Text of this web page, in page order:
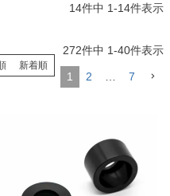
14件中 1-14件表示
新着順
272件中 1-40件表示
1 2 7